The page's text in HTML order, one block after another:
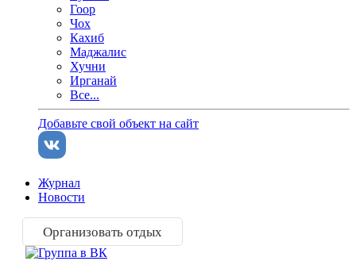
Гоор
Чох
Кахиб
Маджалис
Хучни
Ирганай
Все...
Добавьте свой объект на сайт
Журнал
Новости
Организовать отдых